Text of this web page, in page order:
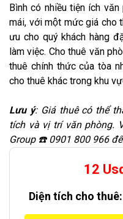
Bình có nhiều tiện ích
mái, với một mức giá cho
ưu cho quý khách hàng
làm việc. Cho thuê văn
thuê chính thức của tòa
cho thuê khác trong khu
Lưu ý: Giá thuê có thể
tích và vị trí văn phòng.
Group ☎️ 0901 800 966
12
Diện tích cho thuê: